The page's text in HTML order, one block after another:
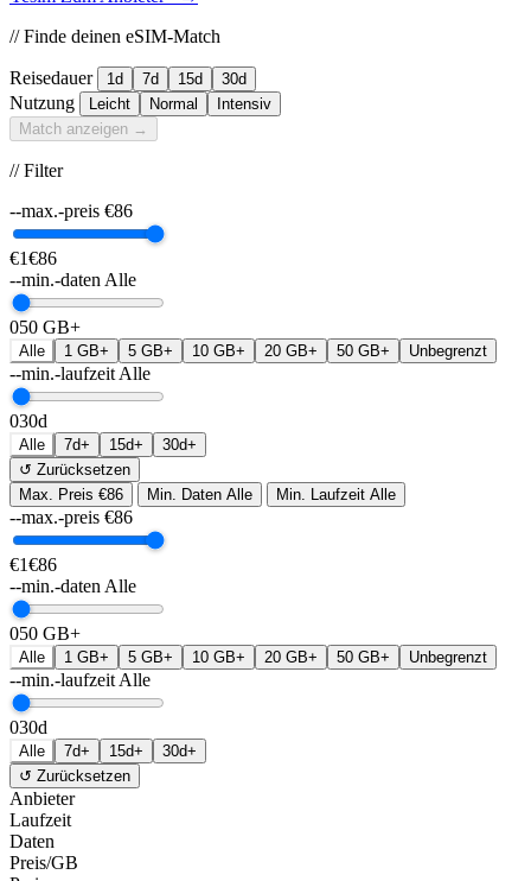
// Finde deinen eSIM-Match
Reisedauer 1d 7d 15d 30d
Nutzung Leicht Normal
Intensiv
Match anzeigen →
// Filter
--max.-preis €86
€1€86
--min.-daten Alle
050 GB+
Alle 1 GB+ 5 GB+ 10 GB+ 20 GB+ 50 GB+ Unbegrenzt
--min.-laufzeit Alle
030d
Alle 7d+ 15d+
30d+
↺ Zurücksetzen
Max. Preis €86 Min. Daten Alle Min. Laufzeit Alle
--max.-preis €86
€1€86
--min.-daten Alle
050 GB+
Alle 1 GB+ 5 GB+ 10 GB+ 20 GB+ 50 GB+ Unbegrenzt
--min.-laufzeit Alle
030d
Alle 7d+ 15d+
30d+
↺ Zurücksetzen
Anbieter
Laufzeit
Daten
Preis/GB